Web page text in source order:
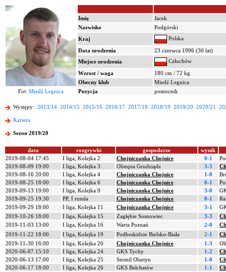
Imię
Jacek
Nazwisko
Podgórski
Kraj
Polska
Data urodzenia
23 czerwca 1996 (30 lat)
Miejsce urodzenia
Człuchów
Wzrost / waga
180 cm / 72 kg
Obecny klub
Miedź Legnica
Fot: Miedź Legnica Pozycja pomocnik
Występy: 2013/14 2014/15 2015/16 2016/17 2017/18 2018/19 2019/20 2020/21
Kariera
Sezon 2019/20
data rozgrywki gospodarze
wynik
2019-08-04 17:45
I liga, Kolejka 2 Chojniczanka Chojnice 0-1
2019-08-09 19:00
I liga, Kolejka 3 Olimpia Grudziądz 3-5
2019-08-16 20:00
I liga, Kolejka 4 Chojniczanka Chojnice 1-0
2019-08-25 18:00
I liga, Kolejka 6 Chojniczanka Chojnice 0-1
2019-09-13 19:00
I liga, Kolejka 9 Chojniczanka Chojnice 3-0
2019-09-25 19:30
PP, I runda Chojniczanka Chojnice 0-1
2019-09-29 18:00
I liga, Kolejka 11 Chojniczanka Chojnice 3-1
2019-10-26 18:00
I liga, Kolejka 15 Zagłębie Sosnowiec 3-3
2019-11-03 13:00
I liga, Kolejka 16 Warta Poznań 2-0
2019-11-22 18:00
I liga, Kolejka 19 Podbeskidzie Bielsko-Biała 2-1
2019-11-30 16:00
I liga, Kolejka 20 Chojniczanka Chojnice 1-3
2020-06-07 15:10
I liga, Kolejka 24 GKS Tychy 1-2
2020-06-13 17:00
I liga, Kolejka 25 Stomil Olsztyn 1-0
2020-06-17 18:00
I liga, Kolejka 26 GKS Bełchatów 1-1